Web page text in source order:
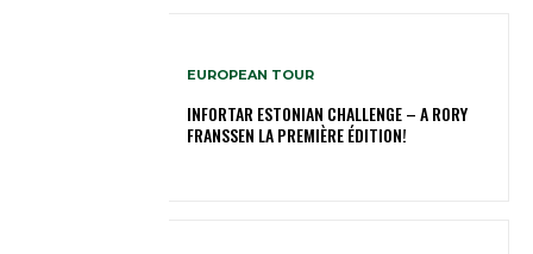
EUROPEAN TOUR
INFORTAR ESTONIAN CHALLENGE – A RORY
FRANSSEN LA PREMIÈRE ÉDITION!